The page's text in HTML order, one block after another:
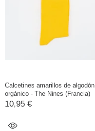
Calcetines amarillos de algodón
orgánico - The Nines (Francia)
10,95 €